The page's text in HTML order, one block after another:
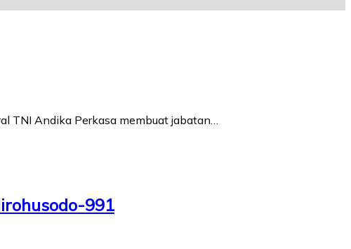
TNI Andika Perkasa membuat jabatan…
991